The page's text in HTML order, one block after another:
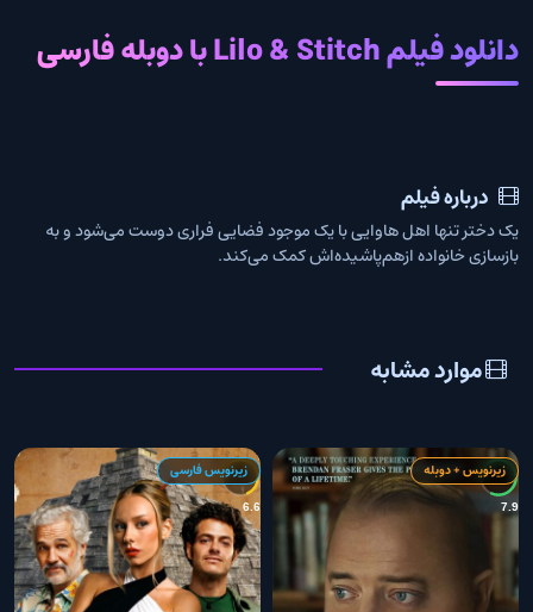
دانلود فیلم Lilo & Stitch با دوبله فارسی
درباره فیلم
یک دختر تنها اهل هاوایی با یک موجود فضایی فراری دوست می‌شود و به
بازسازی خانواده ازهم‌پاشیده‌اش کمک می‌کند.
موارد مشابه
7.9
زیرنویس + دوبله
6.6
زیرنویس فارسی